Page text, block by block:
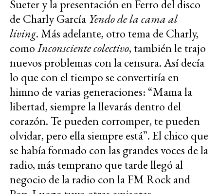
Sueter y la presentación en Ferro del disco
de Charly García Yendo de la cama al
living. Más adelante, otro tema de Charly,
comoInconsciente colectivo, también le trajo
nuevos problemas con la censura. Así decía
lo que con el tiempo se convertiría en
himno de varias generaciones: “Mama la
libertad, siempre la llevarás dentro del
corazón. Te pueden corromper, te pueden
olvidar, pero ella siempre está”. El chico que
se había formado con las grandes voces de la
radio, más temprano que tarde llegó al
negocio de la radio con la FM Rock and